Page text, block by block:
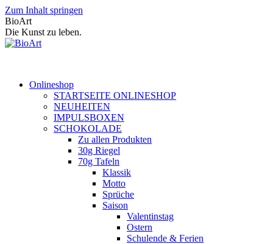
Zum Inhalt springen
BioArt
Die Kunst zu leben.
Onlineshop
STARTSEITE ONLINESHOP
NEUHEITEN
IMPULSBOXEN
SCHOKOLADE
Zu allen Produkten
30g Riegel
70g Tafeln
Klassik
Motto
Sprüche
Saison
Valentinstag
Ostern
Schulende & Ferien